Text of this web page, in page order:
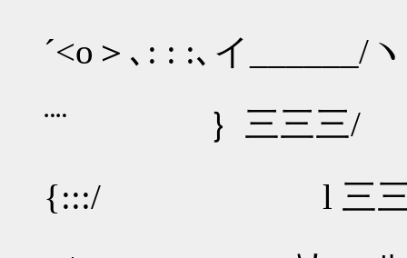
´<o＞､: : :､イ
¨¨ ｝三三三
{:::/ l 三三 /}-